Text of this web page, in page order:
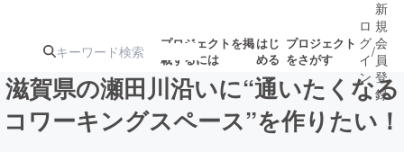
プロジェクトを掲
載するには
はじ
める
プロジェクト
をさがす
ロ
グ
イ
ン
/
新
規
会
員
登
録
滋賀県の瀬田川沿いに“通いたくなる
コワーキングスペース”を作りたい！